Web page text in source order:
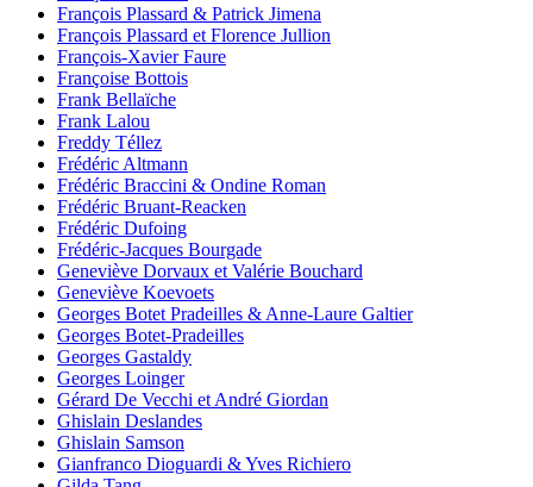
François Plassard & Patrick Jimena
François Plassard et Florence Jullion
François-Xavier Faure
Françoise Bottois
Frank Bellaïche
Frank Lalou
Freddy Téllez
Frédéric Altmann
Frédéric Braccini & Ondine Roman
Frédéric Bruant-Reacken
Frédéric Dufoing
Frédéric-Jacques Bourgade
Geneviève Dorvaux et Valérie Bouchard
Geneviève Koevoets
Georges Botet Pradeilles & Anne-Laure Galtier
Georges Botet-Pradeilles
Georges Gastaldy
Georges Loinger
Gérard De Vecchi et André Giordan
Ghislain Deslandes
Ghislain Samson
Gianfranco Dioguardi & Yves Richiero